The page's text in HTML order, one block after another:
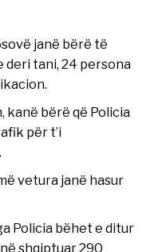
janë bërë të
deri tani, 24 persona
kanë bërë që Policia
për t’i
vetura janë hasur
Policia bëhet e ditur
shqiptuar 290